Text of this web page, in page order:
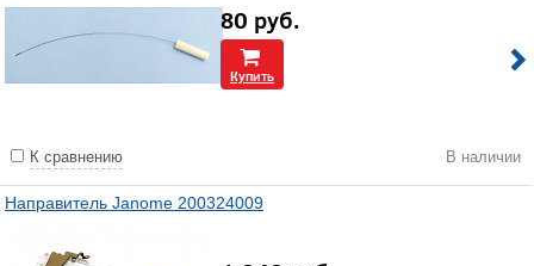
80 руб.
Купить
К сравнению В наличии
Направитель Janome 200324009